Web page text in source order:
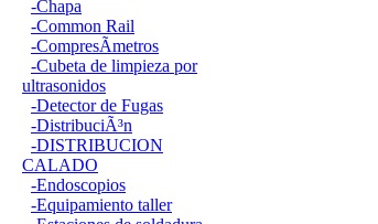
-Chapa
-Common Rail
-CompresÃ­metros
-Cubeta de limpieza por
ultrasonidos
-Detector de Fugas
-DistribuciÃ³n
-DISTRIBUCION
CALADO
-Endoscopios
-Equipamiento taller